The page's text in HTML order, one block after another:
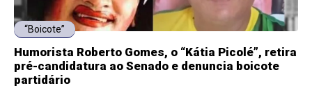
“Boicote”
Humorista Roberto Gomes, o “Kátia Picolé”, retira
pré-candidatura ao Senado e denuncia boicote
partidário